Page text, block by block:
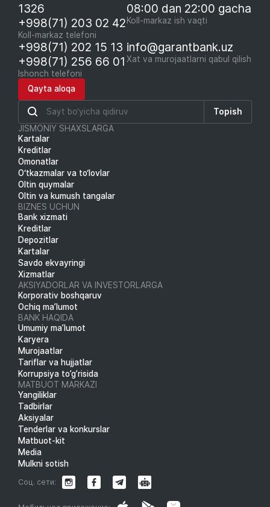
1326
+998(71) 203 02 42
Koll-markaz telefoni
08:00 dan 22:00 gacha
Koll-markaz ish vaqti
+998(71) 202 15 13
+998(71) 256 66 01
Ishonch telefoni
info@garantbank.uz
Xat va murojaatlarni qabul qilish
Qayta aloqa
Topish
JISMONIY SHAXSLARGA
Kartalar
Kreditlar
Omonatlar
O‘tkazmalar va to‘lovlar
Oltin quymalar
Oltin va kumush tangalar
BIZNES UCHUN
Bank xizmati
Kreditlar
Depozitlar
Kartalar
Savdo ekvayringi
Xizmatlar
AKSIYADORLAR VA INVESTORLARGA
Korporativ boshqaruv
Ochiq ma’lumot
BANK HAQIDA
Umumiy ma’lumot
Karyera
Murojaatlar
Tariflar va hujjatlar
Korrupsiya to’g’risida
MATBUOT MARKAZI
Yangiliklar
Tadbirlar
Aksiyalar
Tenderlar va konkurslar
Matbuot-kit
Media
Mulkni sotish
Соц. сети: